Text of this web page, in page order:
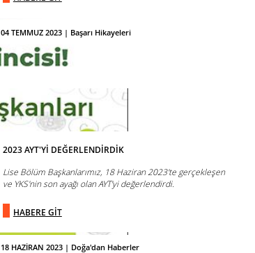
04 TEMMUZ 2023 | Başarı Hikayeleri
18 HAZİRAN 2023 | Doğa'dan Haberler
2023 AYT'Yİ DEĞERLENDİRDİK
Lise Bölüm Başkanlarımız, 18 Haziran 2023'te gerçekleşen
ve YKS'nin son ayağı olan AYT'yi değerlendirdi.
HABERE GİT